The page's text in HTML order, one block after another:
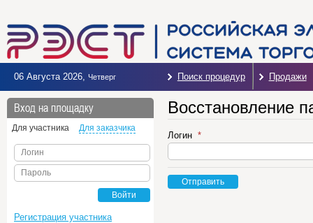
06 Августа 2026, Четверг Поиск процедур Продажи
Вход на площадку
Для участника Для заказчика
Логин
Пароль
Войти
Регистрация участника
Восстановление
Логин
Отправить